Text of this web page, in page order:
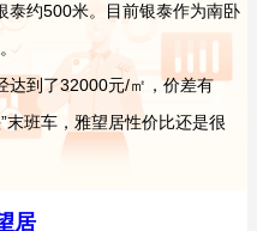
泰约500米。目前银泰作为南卧
达到了32000元/㎡，价差有
末班车，雅望居性价比还是很
居